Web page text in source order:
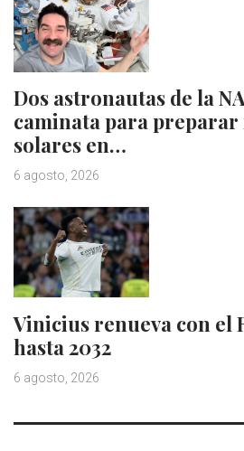
Dos astronautas de la
caminata para preparar
solares en…
6 agosto, 2026
Vinicius renueva con el
hasta 2032
6 agosto, 2026